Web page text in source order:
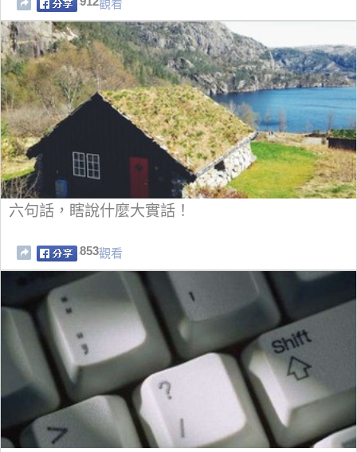
觀看
六句話，瞎說什麼大實話！
853觀看